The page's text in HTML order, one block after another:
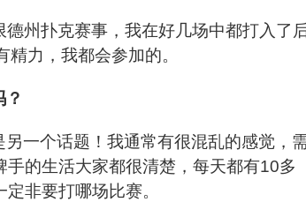
州扑克赛事，我在好几场中都打入了
力，我都会参加的。
一个话题！我通常有很混乱的感觉，
的生活大家都很清楚，每天都有10多
非要打哪场比赛。